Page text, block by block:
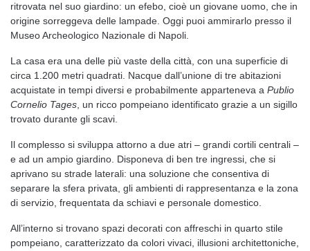
ritrovata nel suo giardino: un efebo, cioè un giovane uomo, che in
origine sorreggeva delle lampade. Oggi puoi ammirarlo presso il
Museo Archeologico Nazionale di Napoli.
La casa era una delle più vaste della città, con una superficie di
circa 1.200 metri quadrati. Nacque dall’unione di tre abitazioni
acquistate in tempi diversi e probabilmente apparteneva a Publio
Cornelio Tages , un ricco pompeiano identificato grazie a un sigillo
trovato durante gli scavi.
Il complesso si sviluppa attorno a due atri – grandi cortili centrali –
e ad un ampio giardino. Disponeva di ben tre ingressi, che si
aprivano su strade laterali: una soluzione che consentiva di
separare la sfera privata, gli ambienti di rappresentanza e la zona
di servizio, frequentata da schiavi e personale domestico.
All’interno si trovano spazi decorati con affreschi in quarto stile
pompeiano, caratterizzato da colori vivaci, illusioni architettoniche,